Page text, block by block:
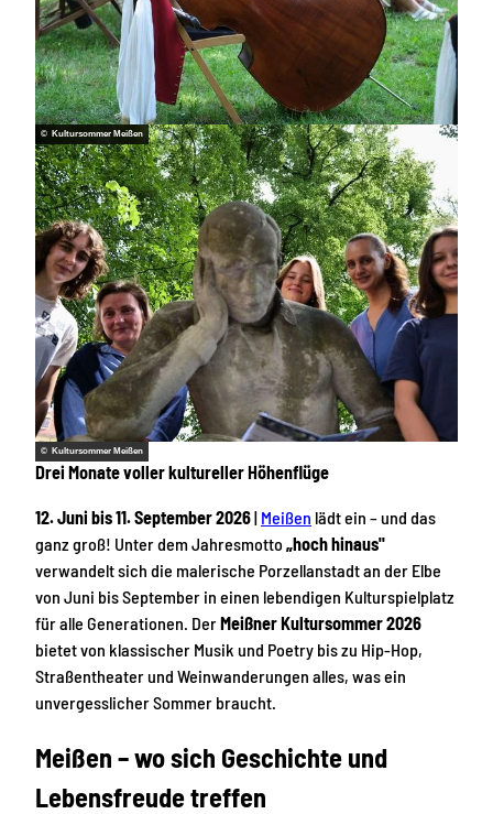
© Kultursommer Meißen
© Kultursommer Meißen
Drei Monate voller kultureller Höhenflüge
12. Juni bis 11. September 2026| Meißen lädt ein – und das
ganz groß! Unter dem Jahresmotto „hoch hinaus"
verwandelt sich die malerische Porzellanstadt an der Elbe
von Juni bis September in einen lebendigen Kulturspielplatz
für alle Generationen. DerMeißner Kultursommer 2026
bietet von klassischer Musik und Poetry bis zu Hip-Hop,
Straßentheater und Weinwanderungen alles, was ein
unvergesslicher Sommer braucht.
Meißen – wo sich Geschichte und
Lebensfreude treffen